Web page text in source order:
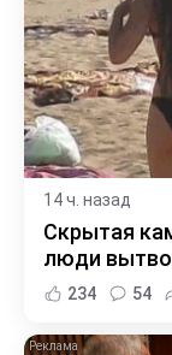
14 ч. назад
Скрытая
люди
234 54